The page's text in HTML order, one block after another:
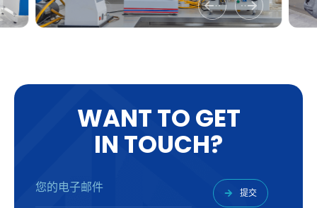
WANTTOGET
IN TOUCH?
提交